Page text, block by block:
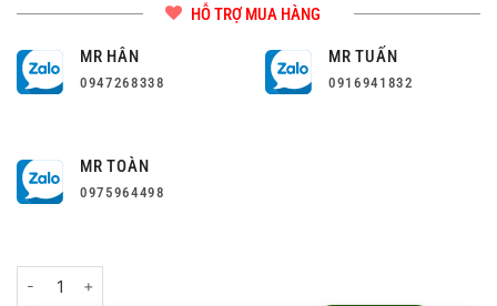
HỖ TRỢ MUA HÀNG
MR HÂN
0947268338
MR TUẤN
0916941832
MR TOÀN
0975964498